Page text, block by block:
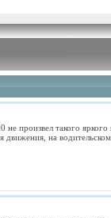
произвел такого
движения, на